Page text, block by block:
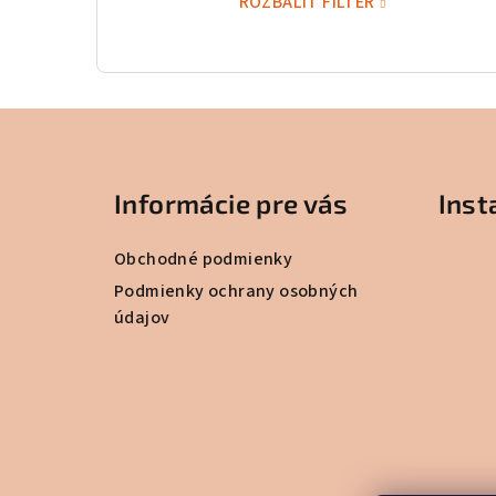
Informácie pre vás
Obchodné podmienky
Podmienky ochrany osobných
údajov